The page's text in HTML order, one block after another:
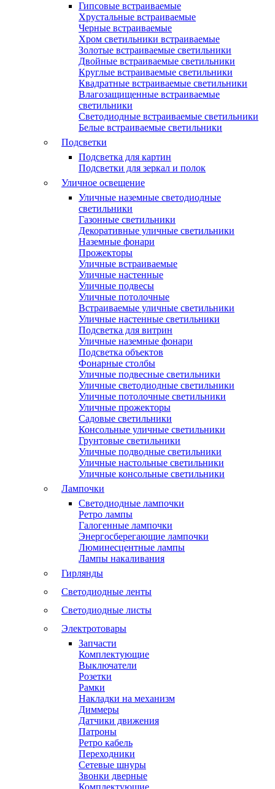
Гипсовые встраиваемые
Хрустальные встраиваемые
Черные встраиваемые
Хром светильники встраиваемые
Золотые встраиваемые светильники
Двойные встраиваемые светильники
Круглые встраиваемые светильники
Квадратные встраиваемые светильники
Влагозащищенные встраиваемые
светильники
Светодиодные встраиваемые светильники
Белые встраиваемые светильники
Подсветки
Подсветка для картин
Подсветки для зеркал и полок
Уличное освещение
Уличные наземные светодиодные
светильники
Газонные светильники
Декоративные уличные светильники
Наземные фонари
Прожекторы
Уличные встраиваемые
Уличные настенные
Уличные подвесы
Уличные потолочные
Встраиваемые уличные светильники
Уличные настенные светильники
Подсветка для витрин
Уличные наземные фонари
Подсветка объектов
Фонарные столбы
Уличные подвесные светильники
Уличные светодиодные светильники
Уличные потолочные светильники
Уличные прожекторы
Садовые светильники
Консольные уличные светильники
Грунтовые светильники
Уличные подводные светильники
Уличные настольные светильники
Уличные консольные светильники
Лампочки
Светодиодные лампочки
Ретро лампы
Галогенные лампочки
Энергосберегающие лампочки
Люминесцентные лампы
Лампы накаливания
Гирлянды
Светодиодные ленты
Светодиодные листы
Электротовары
Запчасти
Комплектующие
Выключатели
Розетки
Рамки
Накладки на механизм
Диммеры
Датчики движения
Патроны
Ретро кабель
Переходники
Сетевые шнуры
Звонки дверные
Комплектующие